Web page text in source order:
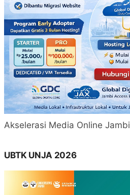
Akselerasi Media Online Jambi
UBTK UNJA 2026